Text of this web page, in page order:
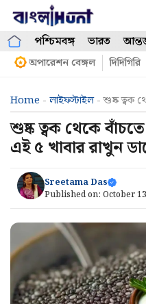
Skip
contentপশ্চিমবঙ্গ ভারত
অপারেশন বেঙ্গল দিদিগিরি
Home - লাইফস্টাইল-শুষ্ক ত্বক
শুষ্ক ত্বক থেকে
এই ৫ খাবার রাখুন
Sreetama Das
Published on: October